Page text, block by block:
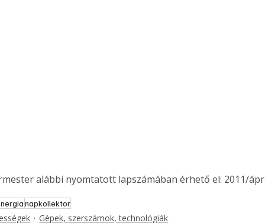
alábbi nyomtatott lapszámában érhető el: 2011/
napkollektor
Gépek, szerszámok, technológiák